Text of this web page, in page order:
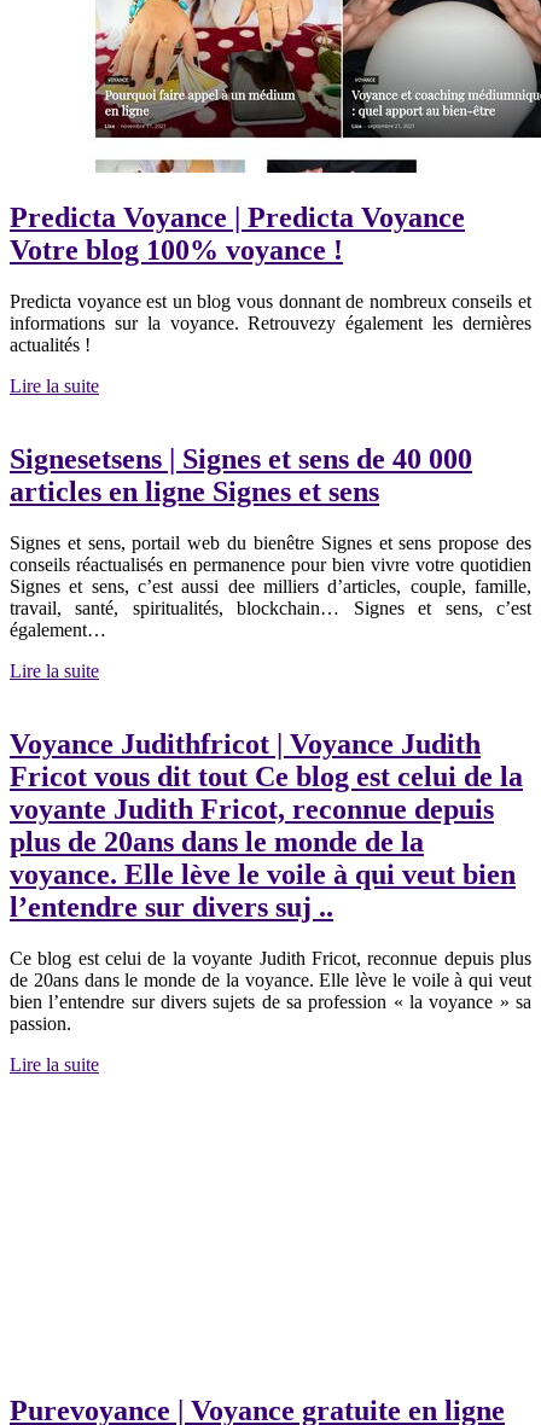
Predicta Voyance | Predicta Voyance
Votre blog 100% voyance !
Predicta voyance est un blog vous donnant de nombreux conseils et
informations sur la voyance. Retrouvezy également les dernières
actualités !
Lire la suite
Signesetsens | Signes et sens de 40 000
articles en ligne Signes et sens
Signes et sens, portail web du bienêtre Signes et sens propose des
conseils réactualisés en permanence pour bien vivre votre quotidien
Signes et sens, c’est aussi dee milliers d’articles, couple, famille,
travail, santé, spiritualités, blockchain… Signes et sens, c’est
également…
Lire la suite
Voyance Judithfricot | Voyance Judith
Fricot vous dit tout Ce blog est celui de la
voyante Judith Fricot, reconnue depuis
plus de 20ans dans le monde de la
voyance. Elle lève le voile à qui veut bien
l’entendre sur divers suj ..
Ce blog est celui de la voyante Judith Fricot, reconnue depuis plus
de 20ans dans le monde de la voyance. Elle lève le voile à qui veut
bien l’entendre sur divers sujets de sa profession « la voyance » sa
passion.
Lire la suite
Purevoyance | Voyance gratuite en ligne